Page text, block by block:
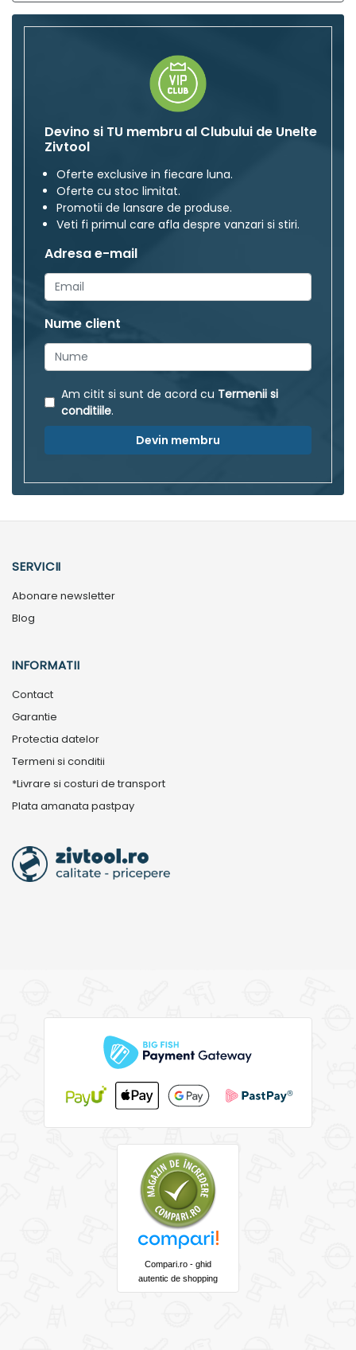
Devino si TU membru al Clubului de Unelte
Zivtool
Oferte exclusive in fiecare luna.
Oferte cu stoc limitat.
Promotii de lansare de produse.
Veti fi primul care afla despre vanzari si stiri.
Adresa e-mail
Nume client
Am citit si sunt de acord cu Termenii si
conditiile.
Devin membru
SERVICII
Abonare newsletter
Blog
INFORMATII
Contact
Garantie
Protectia datelor
Termeni si conditii
*Livrare si costuri de transport
Plata amanata pastpay
Compari.ro - ghid
autentic de shopping